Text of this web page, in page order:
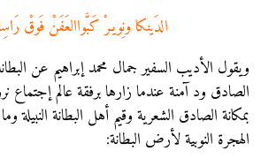
الدَينكا ونِويـرْ كَبَّواالعَفَنْ فَوقْ
ويقول الأديب السفير جمال محمد إبراهيم عن
الصادق ود آمنة عندما زارها برفقة عالم إجتماع
بمكانة الصادق الشعرية وقيم أهل البطانة النبيلة
الهجرة النوبية لأرض البطانة: